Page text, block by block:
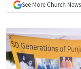
See More Church News